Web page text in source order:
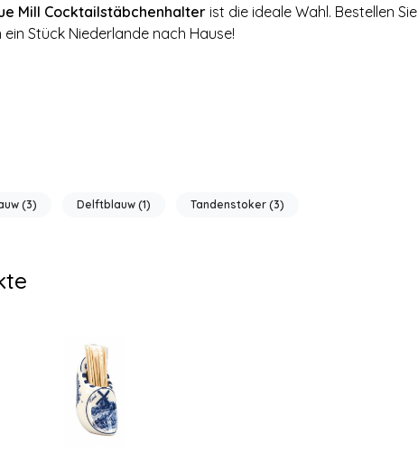
Mill Cocktailstäbchenhalter ist die ideale Wahl. Bestellen Sie
Stück Niederlande nach Hause!
(3) Delftblauw (1) Tandenstoker (3)